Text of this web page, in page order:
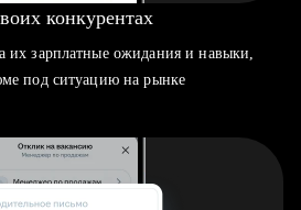
конкурентах
их зарплатные ожидания и навыки,
под ситуацию на рынке